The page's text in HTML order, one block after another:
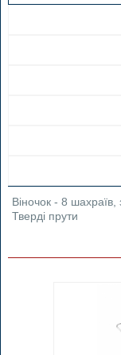
Віночок - 8 шахраїв,
Тверді прути